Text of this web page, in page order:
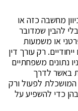
מחשבה כזה או
להבין שמדובר
או משמעות
רק עורך דין
נתונים משפחתיים
באשר לדרך
לפעול ורק
כדי להשפיע על